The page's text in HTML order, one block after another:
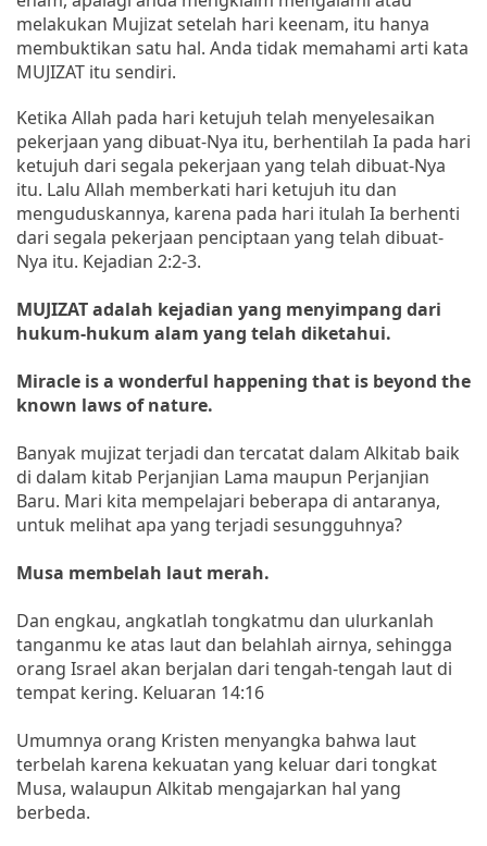
melakukan Mujizat setelah hari keenam, itu hanya
membuktikan satu hal. Anda tidak memahami arti kata
MUJIZAT itu sendiri.
Ketika Allah pada hari ketujuh telah menyelesaikan
pekerjaan yang dibuat-Nya itu, berhentilah Ia pada hari
ketujuh dari segala pekerjaan yang telah dibuat-Nya
itu. Lalu Allah memberkati hari ketujuh itu dan
menguduskannya, karena pada hari itulah Ia berhenti
dari segala pekerjaan penciptaan yang telah dibuat-
Nya itu. Kejadian 2:2-3.
MUJIZAT adalah kejadian yang menyimpang dari
hukum-hukum alam yang telah diketahui.
Miracle is a wonderful happening that is beyond the
known laws of nature.
Banyak mujizat terjadi dan tercatat dalam Alkitab baik
di dalam kitab Perjanjian Lama maupun Perjanjian
Baru. Mari kita mempelajari beberapa di antaranya,
untuk melihat apa yang terjadi sesungguhnya?
Musa membelah laut merah.
Dan engkau, angkatlah tongkatmu dan ulurkanlah
tanganmu ke atas laut dan belahlah airnya, sehingga
orang Israel akan berjalan dari tengah-tengah laut di
tempat kering. Keluaran 14:16
Umumnya orang Kristen menyangka bahwa laut
terbelah karena kekuatan yang keluar dari tongkat
Musa, walaupun Alkitab mengajarkan hal yang
berbeda.